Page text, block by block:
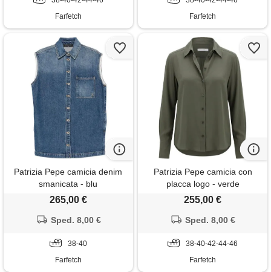
Farfetch
Farfetch
Patrizia Pepe camicia denim
smanicata - blu
265,00 €
Sped. 8,00 €
38-40
Farfetch
Patrizia Pepe camicia con
placca logo - verde
255,00 €
Sped. 8,00 €
38-40-42-44-46
Farfetch